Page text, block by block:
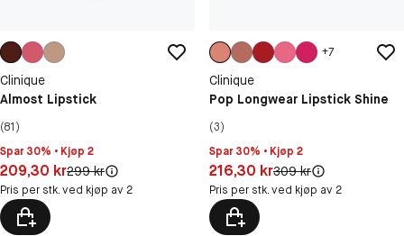
Clinique
Almost Lipstick
(81)
Spar 30% • Kjøp 2
Pris: 209,30 kr
209,30 krOriginal pris:
299 kr
Pris per stk. ved kjøp av 2
+7
Clinique
Pop Longwear Lipstick Shine
(3)
Spar 30% • Kjøp 2
Pris: 216,30 kr
216,30 krOriginal pris:
309 kr
Pris per stk. ved kjøp av 2